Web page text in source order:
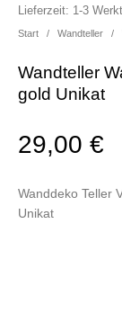
Start / Wandteller /
Wandteller
gold Unikat
29,00€
Wanddeko Teller
Unikat
Lieferzeit: 1-3